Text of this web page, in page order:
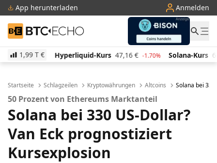
App herunterladen Anmelden
BTC-ECHO
1,99 T €
Hyperliquid-Kurs 47,16 € -1.70% Solana-Kurs 64,79 € 2.60%
Startseite Schlagzeilen Kryptowährungen Altcoins Solana bei
50 Prozent von Ethereums Marktanteil
Solana bei 330 US-Dollar?
Van Eck prognostiziert
Kursexplosion